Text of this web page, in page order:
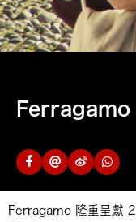
Ferragamo
Ferragamo 隆重呈獻